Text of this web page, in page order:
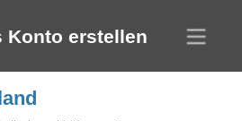
Konto erstellen